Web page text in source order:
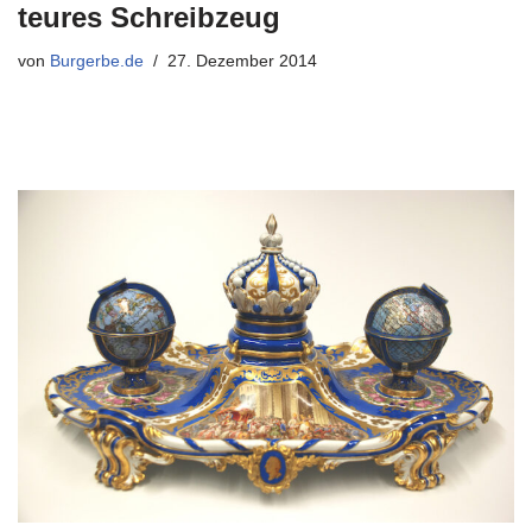
teures Schreibzeug
von Burgerbe.de 27. Dezember 2014